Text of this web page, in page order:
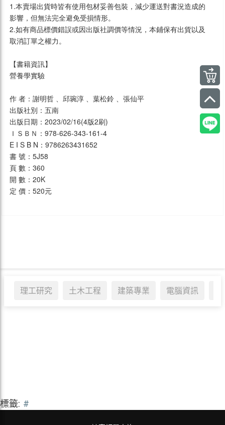
理工研究 土木工程 建築專業 電腦資訊
1.本賣場出貨時皆有使用包材妥善包裝，減少運送對書況造成的
影響，但無法完全避免受損情形。
2.如有商品標價錯誤或因出版社調價等情況，本鋪保有出貨以及
取消訂單之權力。
【書籍資訊】
營養學實驗
作 者：謝明哲 、邱琬淳 、葉松鈴 、張仙平
出版社別：五南
出版日期：2023/02/16(4版2刷)
ＩＳＢＮ：978-626-343-161-4
E I S B N：9786263431652
書 號：5J58
頁 數：360
開 數：20K
定 價：520元
標籤: #